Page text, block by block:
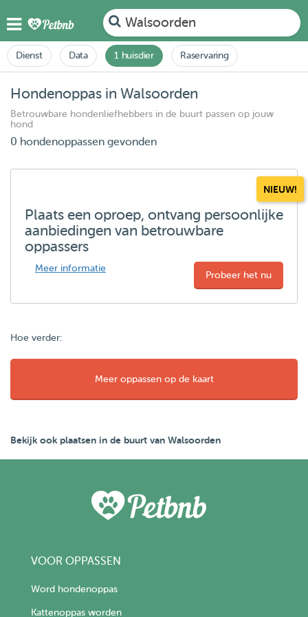
Walsoorden
Dienst Data 1 huisdier Raservaring
Hondenoppas in Walsoorden
Betrouwbare hondenliefhebbers in de buurt passen op jouw
hond
0 hondenoppassen gevonden
NIEUW!
Plaats een oproep, ontvang persoonlijke
aanbiedingen van betrouwbare
oppassers
Meer informatie
Probeer het nu
Hoe verder:
Meer oppassen op de kaart
Bekijk ook plaatsen in de buurt van Walsoorden
VOOR OPPASSEN
Word hondenoppas
Kattenoppas worden